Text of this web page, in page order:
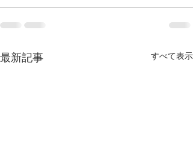
最新記事 すべて表示